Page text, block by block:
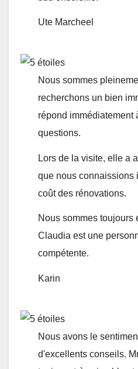
Ute Marcheel
Nous sommes
recherchons un bien
répond immédiatement
questions.
Lors de la visite, elle a
que nous connaissions
coût des rénovations.
Nous sommes toujours
Claudia est une
compétente.
Karin
Nous avons le
d'excellents conseils.